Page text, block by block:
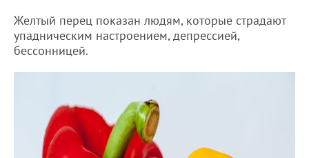
Желтый перец показан людям, которые страдают
упадническим настроением, депрессией,
бессонницей.